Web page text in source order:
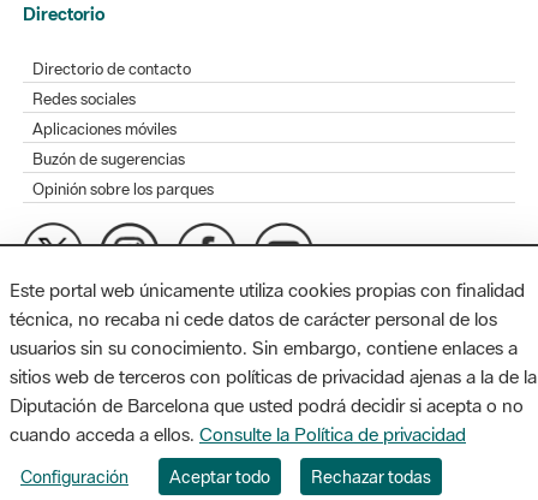
Directorio
Directorio de contacto
Redes sociales
Aplicaciones móviles
Buzón de sugerencias
Opinión sobre los parques
MAPA WEB
Diputación de Barcelona. Edifici Llacuna, 1a planta. Badajoz, 49.
08005 Barcelona. Tel. 934 022 428 / xarxaparcs@diba.cat
Este portal web únicamente utiliza cookies propias con finalidad
técnica, no recaba ni cede datos de carácter personal de los
usuarios sin su conocimiento. Sin embargo, contiene enlaces a
sitios web de terceros con políticas de privacidad ajenas a la de la
Diputación de Barcelona que usted podrá decidir si acepta o no
cuando acceda a ellos. Consulte la Política de privacidad
Configuración Aceptar todo Rechazar todas